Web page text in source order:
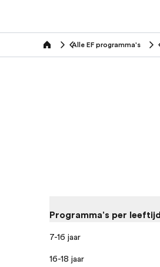
home Alle EF programma's
Programma's per leeftijd
7-16 jaar
16-18 jaar